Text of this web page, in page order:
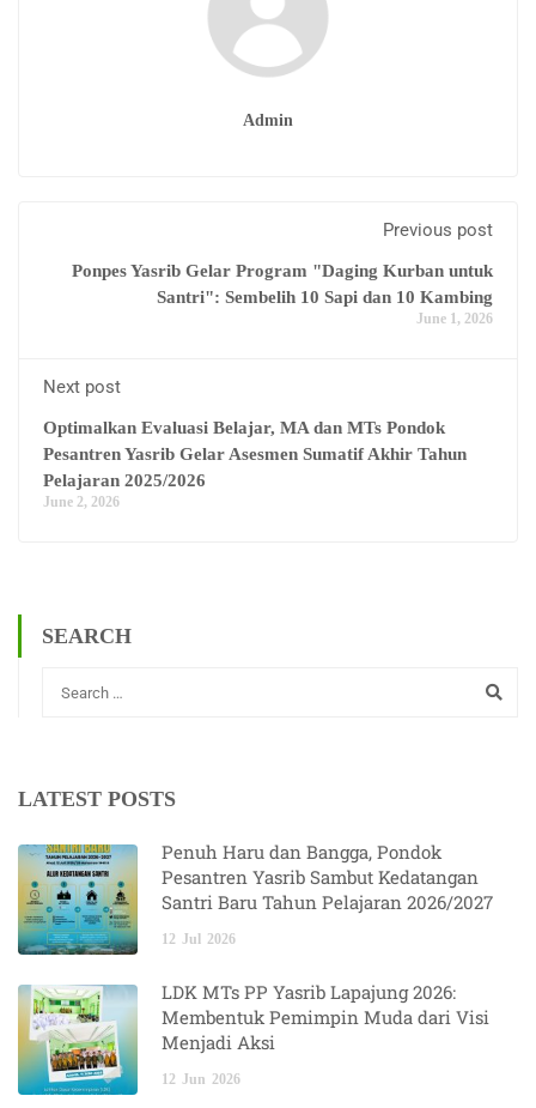
Admin
Previous post
Ponpes Yasrib Gelar Program "Daging Kurban untuk
Santri": Sembelih 10 Sapi dan 10 Kambing
June 1, 2026
Next post
Optimalkan Evaluasi Belajar, MA dan MTs Pondok
Pesantren Yasrib Gelar Asesmen Sumatif Akhir Tahun
Pelajaran 2025/2026
June 2, 2026
SEARCH
LATEST POSTS
Penuh Haru dan Bangga, Pondok
Pesantren Yasrib Sambut Kedatangan
Santri Baru Tahun Pelajaran 2026/2027
12 Jul 2026
LDK MTs PP Yasrib Lapajung 2026:
Membentuk Pemimpin Muda dari Visi
Menjadi Aksi
12 Jun 2026